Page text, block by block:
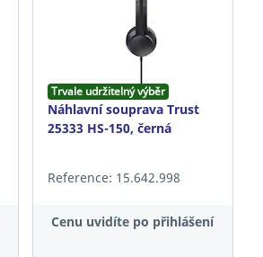
Trvale udržitelný výběr
Náhlavní souprava Trust
25333 HS-150, černá
Reference: 15.642.998
Cenu uvidíte po přihlášení